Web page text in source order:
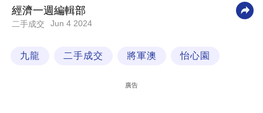
科
技
場
經濟一週編輯部
二手成交 Jun 4 2024
九龍 二手成交 將軍澳 怡心園
廣告